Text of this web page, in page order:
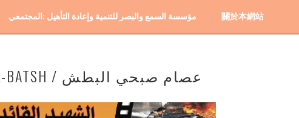
مؤسسة السمع والبصر للتنمية وإعادة التأهيل :المجتمعي 關於本網站
ISSAM SUBHI AL-BATSH / عصام صبحي البطش